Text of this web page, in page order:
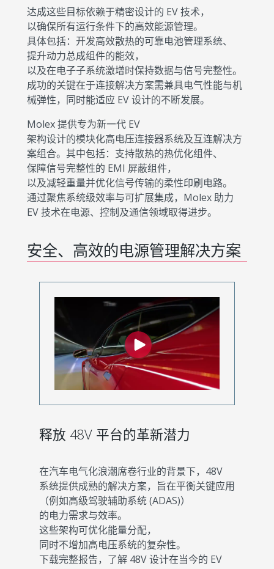
达成这些目标依赖于精密设计的 EV 技术，
以确保所有运行条件下的高效能源管理。
具体包括：开发高效散热的可靠电池管理系统、
提升动力总成组件的能效，
以及在电子子系统激增时保持数据与信号完整性。
成功的关键在于连接解决方案需兼具电气性能与机
械弹性，同时能适应 EV 设计的不断发展。
Molex 提供专为新一代 EV
架构设计的模块化高电压连接器系统及互连解决方
案组合。其中包括：支持散热的热优化组件、
保障信号完整性的 EMI 屏蔽组件，
以及减轻重量并优化信号传输的柔性印刷电路。
通过聚焦系统级效率与可扩展集成，Molex 助力
EV 技术在电源、控制及通信领域取得进步。
安全、高效的电源管理解决方案
释放 48V 平台的革新潜力
在汽车电气化浪潮席卷行业的背景下，48V
系统提供成熟的解决方案，旨在平衡关键应用
（例如高级驾驶辅助系统 (ADAS)）
的电力需求与效率。
这些架构可优化能量分配，
同时不增加高电压系统的复杂性。
下载完整报告，了解 48V 设计在当今的 EV